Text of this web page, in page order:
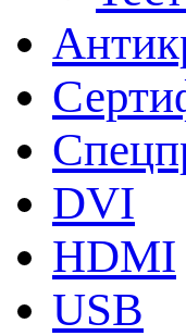
DVI
HDMI
USB